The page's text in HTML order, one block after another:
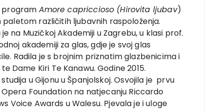
program Amore capriccioso (Hirovita ljubav)
različitih ljubavnih raspoloženja.
na Muzičkoj Akademiji u Zagrebu, u klasi prof.
akademiji za glas, gdje je svoj glas
Radila je s brojnim priznatim glazbenicima i
Dame Kiri Te Kanawu. Godine 2015.
u Gijonu u Španjolskoj. Osvojila je prvu
Foundation na natjecanju Riccardo
Voice Awards u Walesu. Pjevala je i uloge